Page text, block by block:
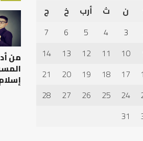
عدم استجابة
العلاقة ن ث أرب خ
ج
3
4
5
6
7
10
11
12
13
14
17
18
19
20
21
24
25
26
27
28
31
من